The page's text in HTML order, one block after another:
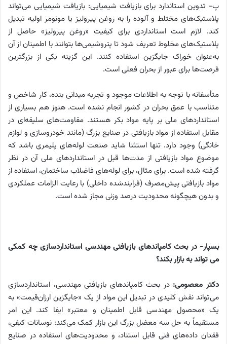
پ- تدوین استاندارد برای بازیافت شیمیایی: بازیافت شیمیایی می‌تواند
پلاستیک‌های مختلط و آلوده را به روغن پیرولیز یا مونومر اولیه تبدیل
کند. لازم است استانداردی برای کیفیت «روغن پیرولیز» حاصل از
پلاستیک‌های مخلوط تعریف شود تا پتروشیمی‌ها بتوانند با اطمینان از آن
به‌عنوان خوراک جایگزین استفاده کنند. این گزینه یکی از بزرگترین
فرصت‌ها برای عبور از بحران فعلی است.
متأسفانه با توجه به اطلاعات موجود و تجربه میدانی بنده، کار شاخص و
متناسب با عمق بحران در کشور انجام نشده است. هنوز هم بسیاری از
استانداردهای ملی بر پایه مواد بکر هستند. مقاومت‌های سلیقه‌ای در
مقابل استفاده از مواد بازیافتی در صنایع بزرگ (مانند خودروسازی و لوازم
خانگی) وجود دارد. تنها استثنا شاید صنعت لوله‌های پلیمری باشد که
موضوع مواد بازیافتی از مدت‌ها قبل در استانداردهای ملی آن در نظر
گرفته شده است. برای مثال، برای لوله‌های فاضلاب ساختمان، استفاده از
مواد بازیافتی پیش‌مصرف (فرایندشده داخلی) با رعایت الزامات عملکردی
و بدون هیچگونه محدودیت درصد وزنی مجاز شده است.
بسپار- در بحث کامپاندهای بازیافتی مهندسی استانداردسازی چه کمکی
می تواند به بازار بکند؟
دکتر معصومی: در بحث کامپاندهای بازیافتی مهندسی، استانداردسازی
می‌تواند نقش کلیدی در تبدیل این مواد از یک «جایگزین ارزان‌قیمت» به
یک «محصول مهندسی قابل اطمینان و معتبر» ایفا کند. این امر
مستقیماً به حل سه معضل بزرگ این بازار کمک می‌کند: نوسانات کیفی،
فقدان داده‌های فنی قابل استناد، و محدودیت‌های استفاده در صنایع